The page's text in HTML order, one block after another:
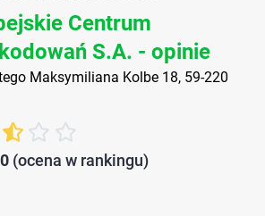
Centrum
S.A. - opinie
Maksymiliana Kolbe 18, 59-220
(ocena w rankingu)